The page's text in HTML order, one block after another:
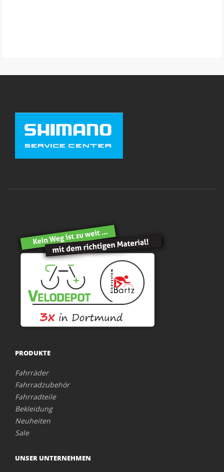
PRODUKTE
Fahrräder
Fahrradzubehör
Fahrradteile
Bekleidung
Neuheiten
Sale
UNSER UNTERNEHMEN